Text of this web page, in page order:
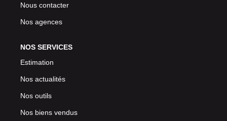
Nous contacter
Nos agences
NOS SERVICES
Estimation
Nos actualités
Nos outils
Nos biens vendus